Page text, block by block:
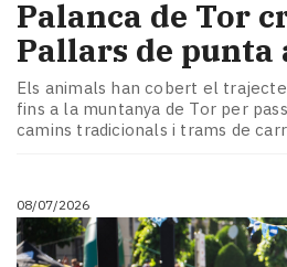
A
escena!
Dis
la
teva!
Subscriptors
del
Pallars
Contingut
Palanca de Tor
Pallars de punta
Els animals han cobert el
fins a la muntanya de Tor per
camins tradicionals i trams de
08/07/2026